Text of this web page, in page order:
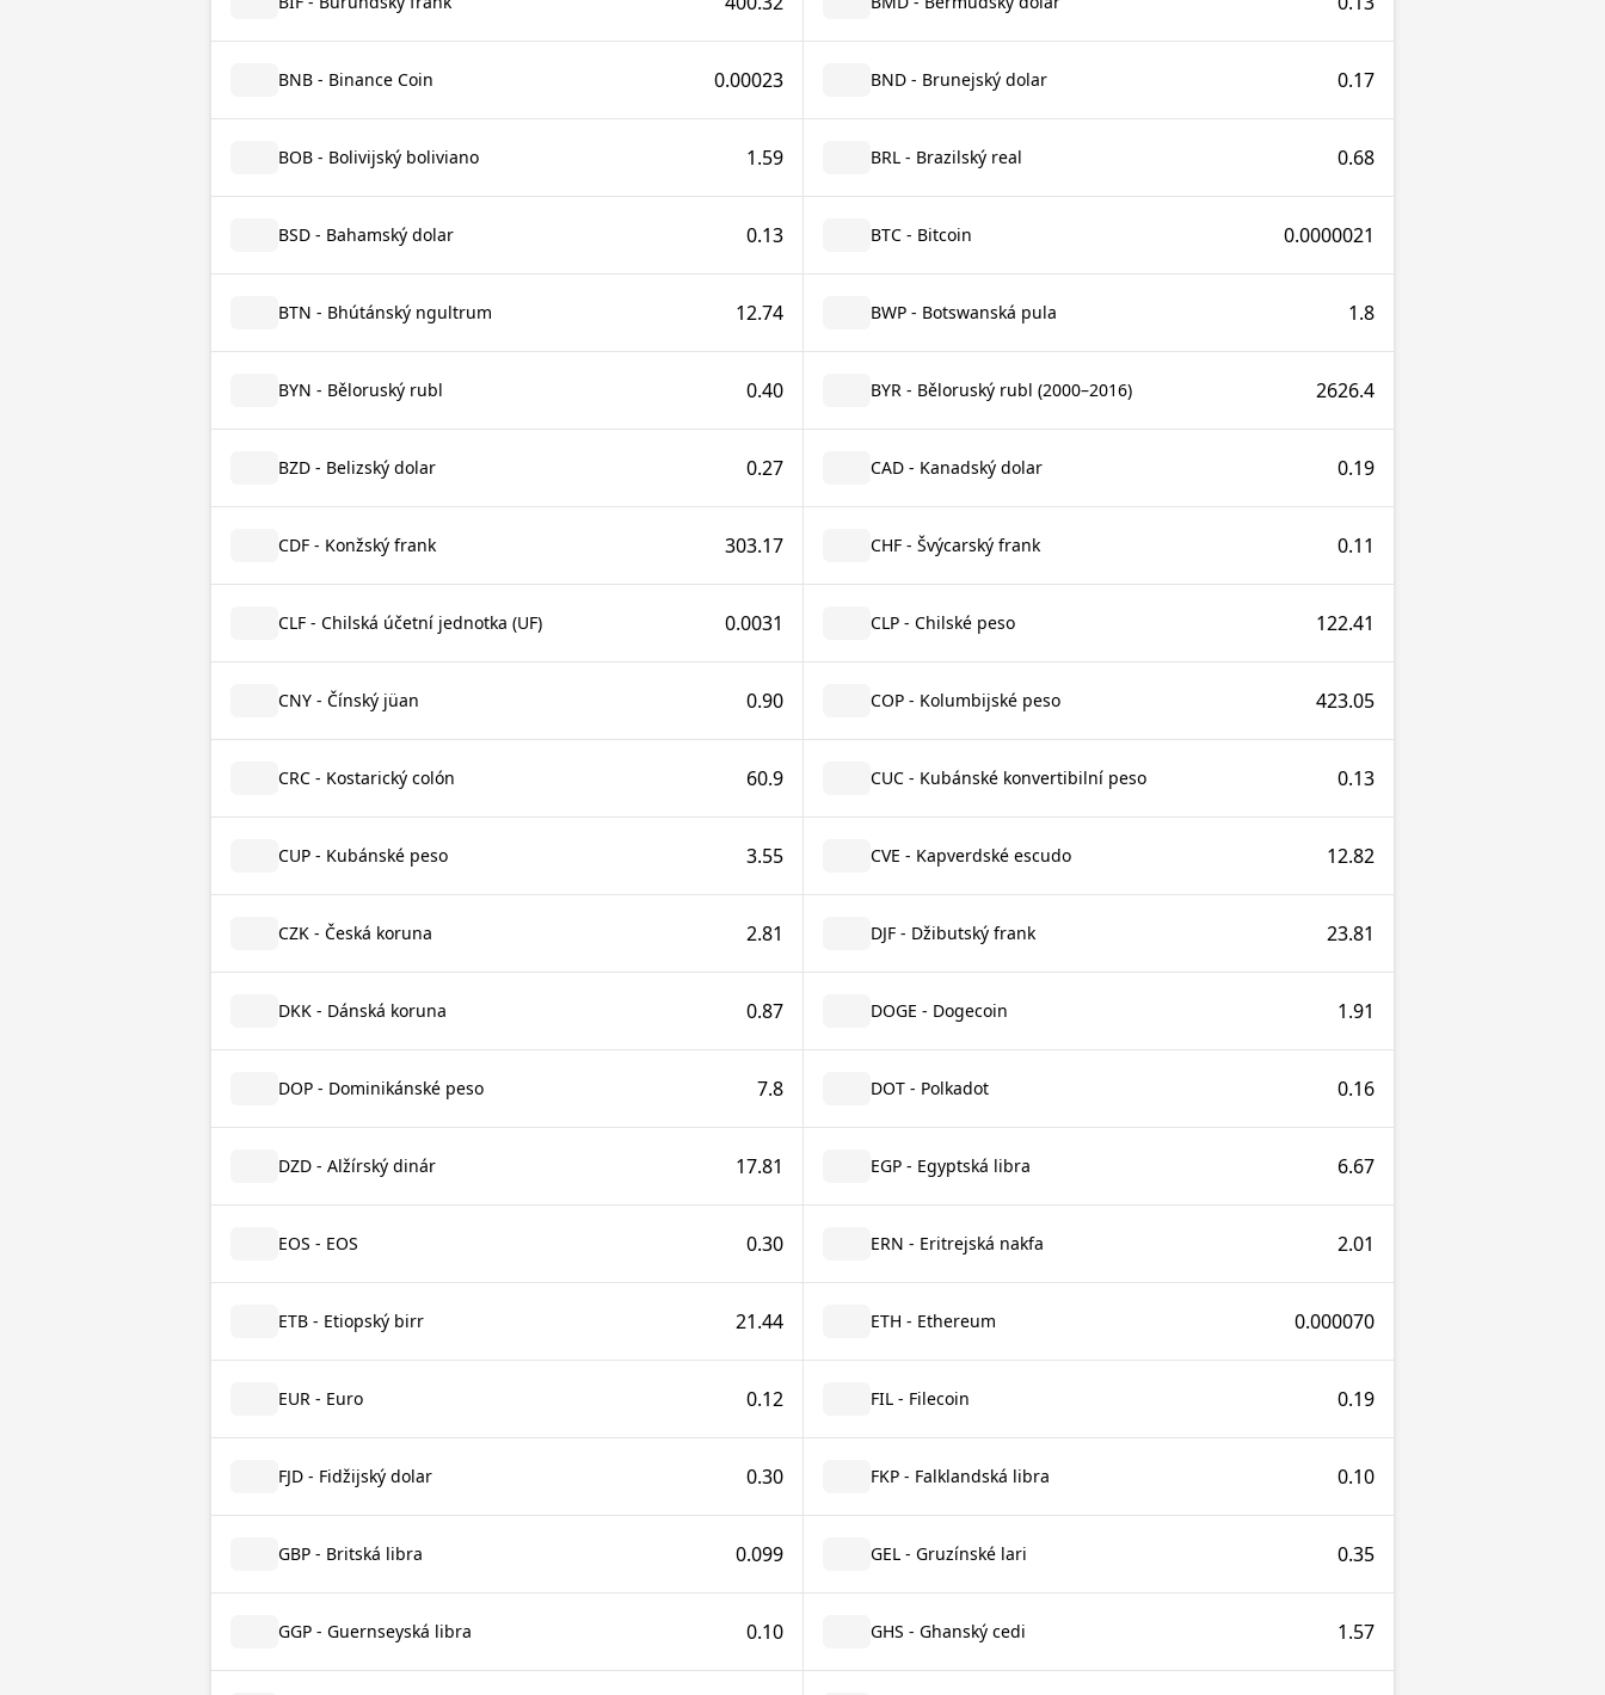
BNB - Binance Coin 0.00023 BND - Brunejský dolar 0.17
BOB - Bolivijský boliviano 1.59 BRL - Brazilský real 0.68
BSD - Bahamský dolar 0.13 BTC - Bitcoin 0.0000021
BTN - Bhútánský ngultrum 12.74 BWP - Botswanská pula 1.8
BYN - Běloruský rubl 0.40 BYR - Běloruský rubl (2000–2016) 2626.4
BZD - Belizský dolar 0.27 CAD - Kanadský dolar 0.19
CDF - Konžský frank 303.17 CHF - Švýcarský frank 0.11
CLF - Chilská účetní jednotka (UF) 0.0031 CLP - Chilské peso 122.41
CNY - Čínský jüan 0.90 COP - Kolumbijské peso 423.05
CRC - Kostarický colón 60.9 CUC - Kubánské konvertibilní peso 0.13
CUP - Kubánské peso 3.55 CVE - Kapverdské escudo 12.82
CZK - Česká koruna 2.81 DJF - Džibutský frank 23.81
DKK - Dánská koruna 0.87 DOGE - Dogecoin 1.91
DOP - Dominikánské peso 7.8 DOT - Polkadot 0.16
DZD - Alžírský dinár 17.81 EGP - Egyptská libra 6.67
EOS - EOS 0.30 ERN - Eritrejská nakfa 2.01
ETB - Etiopský birr 21.44 ETH - Ethereum 0.000070
EUR - Euro 0.12 FIL - Filecoin 0.19
FJD - Fidžijský dolar 0.30 FKP - Falklandská libra 0.10
GBP - Britská libra 0.099 GEL - Gruzínské lari 0.35
GGP - Guernseyská libra 0.10 GHS - Ghanský cedi 1.57